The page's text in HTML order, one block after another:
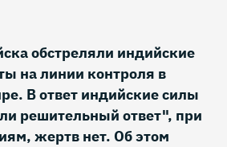
обстреляли индийские
на линии контроля в
В ответ индийские силы
решительный ответ", при
жертв нет. Об этом